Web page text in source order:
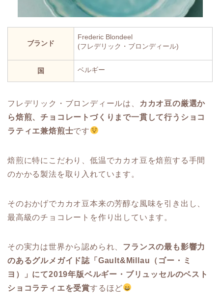
ブランド
Frederic Blondeel
(フレデリック・ブロンディール)
国 ベルギー
フレデリック・ブロンディールは、
カカオ豆の厳選か
ら焙煎、チョコレートづくりまで一貫して行うショコ
ラティエ兼焙煎士です
焙煎に特にこだわり、低温でカカオ豆を焙煎する手間
のかかる製法を取り入れています。
そのおかげでカカオ豆本来の芳醇な風味を引き出し、
最高級のチョコレートを作り出しています。
その実力は世界から認められ、 フランスの最も影響力
のあるグルメガイド誌「Gault&Millau（ゴー・ミ
ヨ）」にて2019年版ベルギー・ブリュッセルのベスト
ショコラティエを受賞するほど